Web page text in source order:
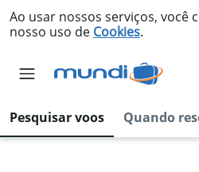
Ao usar nossos serviços, você
nosso uso de Cookies.
Pesquisar voos Quando